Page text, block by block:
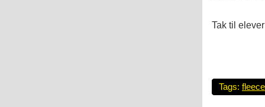
Tak til
Tags: